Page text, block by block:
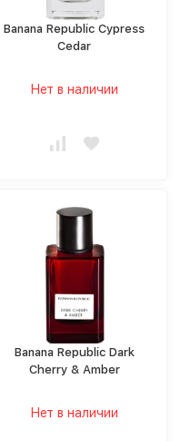
Banana Republic Cypress
Cedar
Нет в наличии
Banana Republic Dark
Cherry & Amber
Нет в наличии